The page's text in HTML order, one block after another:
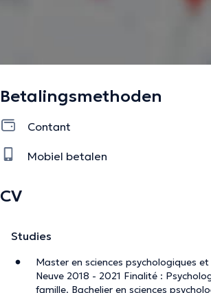
Betalingsmethoden
Contant
Mobiel betalen
CV
Studies
Master en sciences psychologiques
Neuve 2018 - 2021 Finalité :
famille. Bachelier en sciences